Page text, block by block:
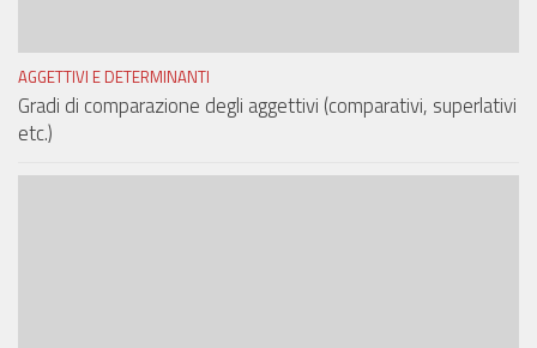
AGGETTIVI E DETERMINANTI
Gradi di comparazione degli aggettivi (comparativi, superlativi
etc.)